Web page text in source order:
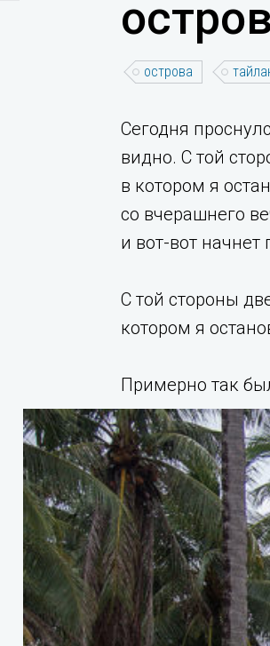
острова
Cегодня
видно. С той
в котором я
со вчерашнего
и вот-вот
С той стороны
котором я
Примерно так